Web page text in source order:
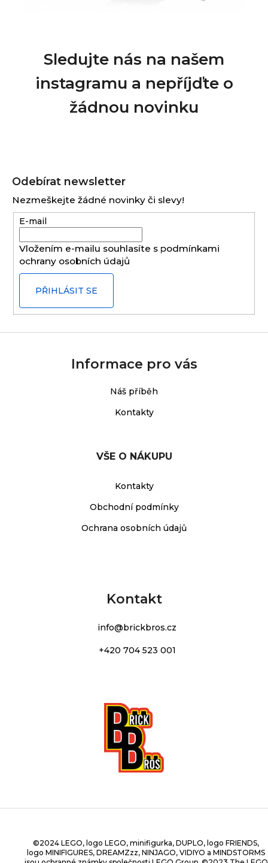
Sledujte nás na našem
instagramu a nepříjďte o
žádnou novinku
Odebírat newsletter
Nezmeškejte žádné novinky či slevy!
E-mail
Vložením e-mailu souhlasíte s podmínkami
ochrany osobních údajů
PŘIHLÁSIT SE
Informace pro vás
Náš příběh
Kontakty
VŠE O NÁKUPU
Kontakty
Obchodní podmínky
Ochrana osobních údajů
Kontakt
info@brickbros.cz
+420 704 523 001
©2024 LEGO, logo LEGO, minifigurka, DUPLO, logo FRIENDS,
logo MINIFIGURES, DREAMZzz, NINJAGO, VIDIYO a MINDSTORMS